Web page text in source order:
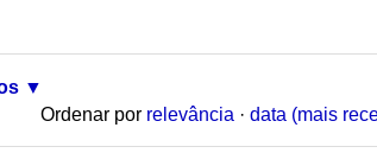
Ordenar por relevância · data (mais